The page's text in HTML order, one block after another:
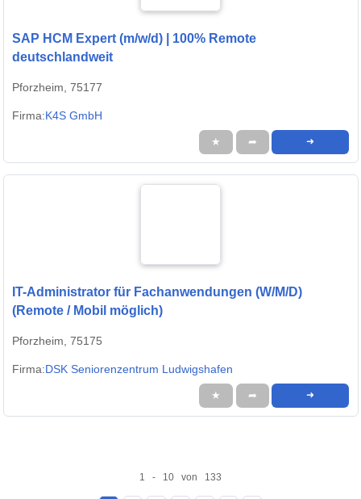
SAP HCM Expert (m/w/d) | 100% Remote
deutschlandweit
Pforzheim, 75177
Firma:K4S GmbH
★ ➦ ➜
IT-Administrator für Fachanwendungen (W/M/D)
(Remote / Mobil möglich)
Pforzheim, 75175
Firma:DSK Seniorenzentrum Ludwigshafen
★ ➦ ➜
1 - 10 von 133